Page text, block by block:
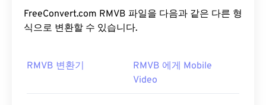
FreeConvert.com RMVB 파일을 다음과 같은 다른 형
식으로 변환할 수 있습니다.
RMVB 변환기
RMVB 에게 Mobile
Video